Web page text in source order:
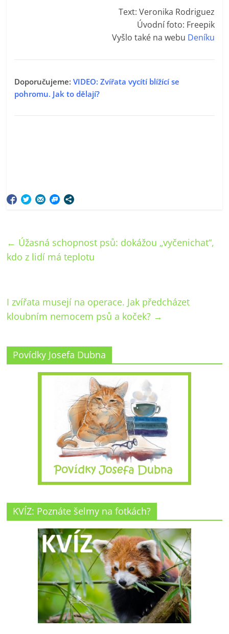
Text: Veronika Rodriguez
Úvodní foto: Freepik
Vyšlo také na webu Deníku
Doporučujeme:VIDEO: Zvířata vycítí blížící se
pohromu. Jak to dělají?
← Úžasná schopnost psů: dokážou „vyčenichat“,
kdo z lidí má teplotu
I zvířata musejí na operace. Jak předcházet
kloubním nemocem psů a koček? →
Povídky Josefa Dubna
KVÍZ: Poznáte šelmy na fotkách?